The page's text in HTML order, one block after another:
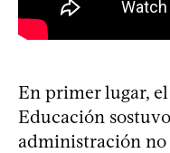
En primer lugar,
Educación
administración no